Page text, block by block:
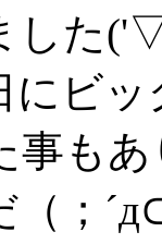
した
にビ
事も
（；